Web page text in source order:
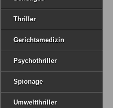
Thriller
Gerichtsmedizin
Psychothriller
Spionage
Umweltthriller